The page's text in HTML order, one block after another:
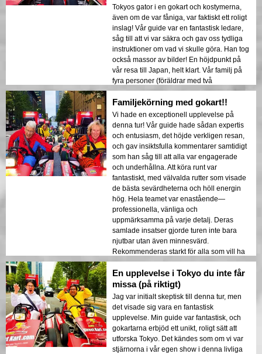
Tokyos gator i en gokart och kostymerna,
även om de var fåniga, var faktiskt ett roligt
inslag! Vår guide var en fantastisk ledare,
såg till att vi var säkra och gav oss tydliga
instruktioner om vad vi skulle göra. Han tog
också massor av bilder! En höjdpunkt på
vår resa till Japan, helt klart. Vår familj på
fyra personer (föräldrar med två
universitetsstudenter) älskade det!
Familjekörning med gokart!!
Vi hade en exceptionell upplevelse på
denna tur! Vår guide hade sådan expertis
och entusiasm, det höjde verkligen resan,
och gav insiktsfulla kommentarer samtidigt
som han såg till att alla var engagerade
och underhållna. Att köra runt var
fantastiskt, med välvalda rutter som visade
de bästa sevärdheterna och höll energin
hög. Hela teamet var enastående—
professionella, vänliga och
uppmärksamma på varje detalj. Deras
samlade insatser gjorde turen inte bara
njutbar utan även minnesvärd.
Rekommenderas starkt för alla som vill ha
en fantastisk tid och köra runt i Tokyo!
En upplevelse i Tokyo du inte får
missa (på riktigt)
Jag var initialt skeptisk till denna tur, men
det visade sig vara en fantastisk
upplevelse. Min guide var fantastisk, och
gokartarna erbjöd ett unikt, roligt sätt att
utforska Tokyo. Det kändes som om vi var
stjärnorna i vår egen show i denna livliga